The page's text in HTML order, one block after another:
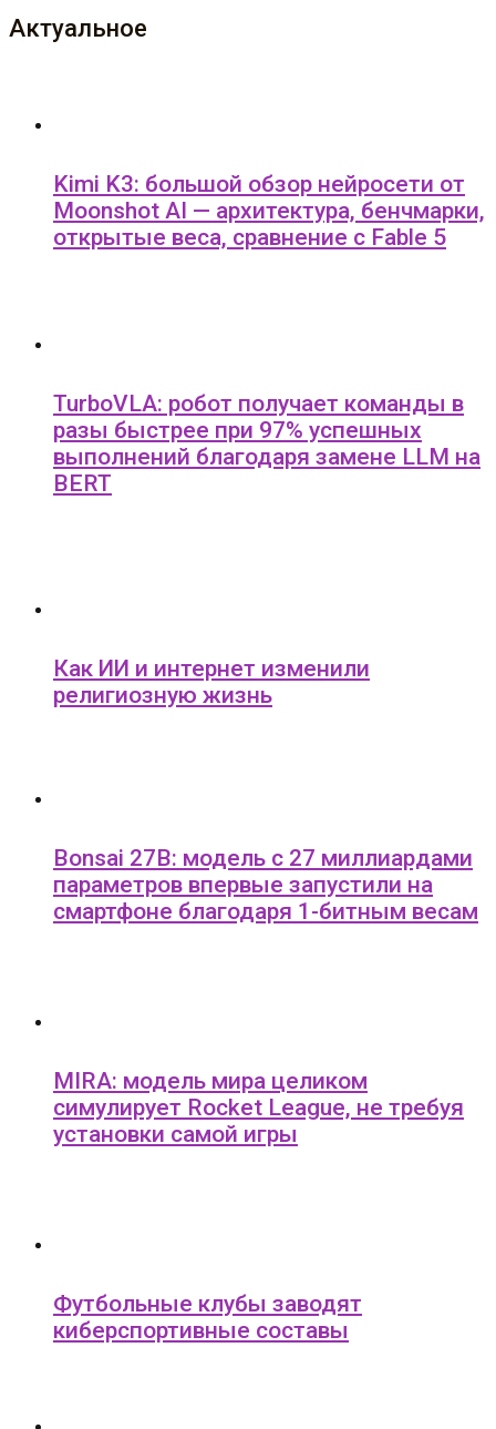
Актуальное
Kimi K3: большой обзор нейросети от
Moonshot AI — архитектура, бенчмарки,
открытые веса, сравнение с Fable 5
TurboVLA: робот получает команды в
разы быстрее при 97% успешных
выполнений благодаря замене LLM на
BERT
Как ИИ и интернет изменили
религиозную жизнь
Bonsai 27B: модель с 27 миллиардами
параметров впервые запустили на
смартфоне благодаря 1-битным весам
MIRA: модель мира целиком
симулирует Rocket League, не требуя
установки самой игры
Футбольные клубы заводят
киберспортивные составы